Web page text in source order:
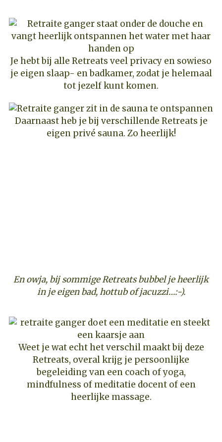
Je hebt bij alle Retreats veel privacy en sowieso
je eigen slaap- en badkamer, zodat je helemaal
tot jezelf kunt komen.
Daarnaast heb je bij verschillende Retreats je
eigen privé sauna. Zo heerlijk!
En owja, bij sommige Retreats bubbel je heerlijk
in je eigen bad, hottub of jacuzzi…:-).
Weet je wat echt het verschil maakt bij deze
Retreats, overal krijg je persoonlijke
begeleiding van een coach of yoga,
mindfulness of meditatie docent of een
heerlijke massage.